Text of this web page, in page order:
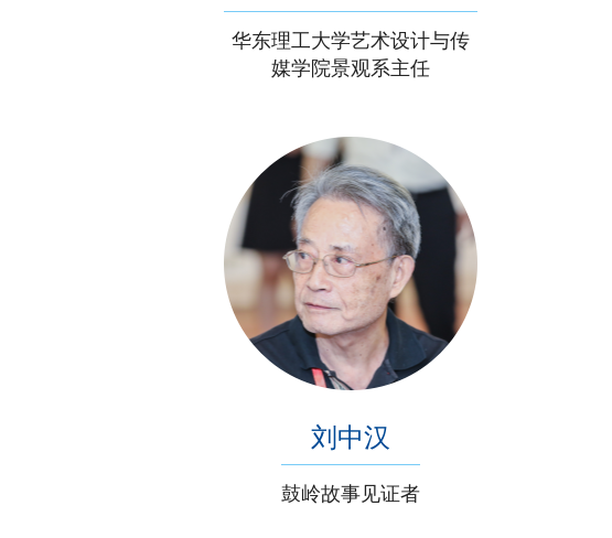
华东理工大学艺术设计与传
媒学院景观系主任
刘中汉
鼓岭故事见证者